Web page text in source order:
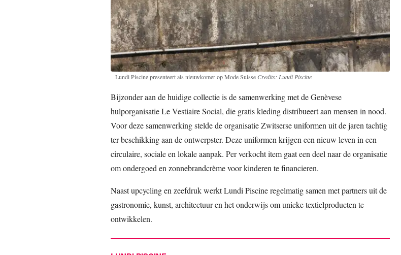
Lundi Piscine presenteert als nieuwkomer op Mode Suisse Credits: Lundi Piscine
Bijzonder aan de huidige collectie is de samenwerking met de Genèvese
hulporganisatie Le Vestiaire Social, die gratis kleding distribueert aan mensen in nood.
Voor deze samenwerking stelde de organisatie Zwitserse uniformen uit de jaren tachtig
ter beschikking aan de ontwerpster. Deze uniformen krijgen een nieuw leven in een
circulaire, sociale en lokale aanpak. Per verkocht item gaat een deel naar de organisatie
om ondergoed en zonnebrandcrème voor kinderen te financieren.
Naast upcycling en zeefdruk werkt Lundi Piscine regelmatig samen met partners uit de
gastronomie, kunst, architectuur en het onderwijs om unieke textielproducten te
ontwikkelen.